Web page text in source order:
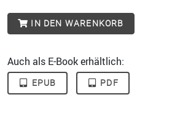
IN DEN WARENKORB
Auch als E-Book erhältlich:
EPUB PDF